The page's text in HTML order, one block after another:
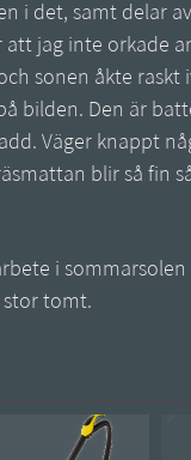
i det, samt delar
jag inte orkade
sonen åkte raskt
bilden. Den är
Väger knappt
blir så fin
i
stor tomt.